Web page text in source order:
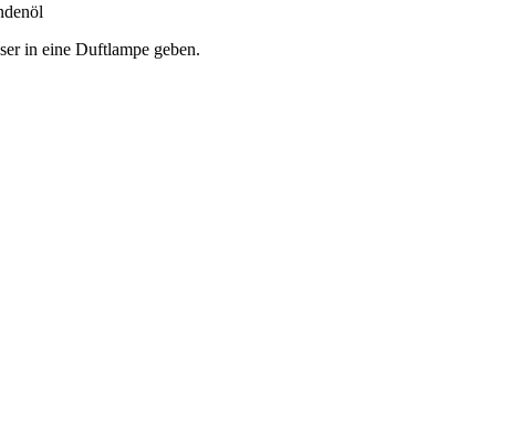
in eine Duftlampe geben.